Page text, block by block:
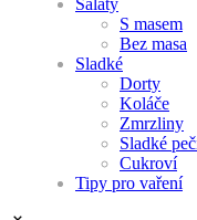
Saláty
S masem
Bez masa
Sladké
Dorty
Koláče
Zmrzliny
Sladké
Cukroví
Tipy pro vaření